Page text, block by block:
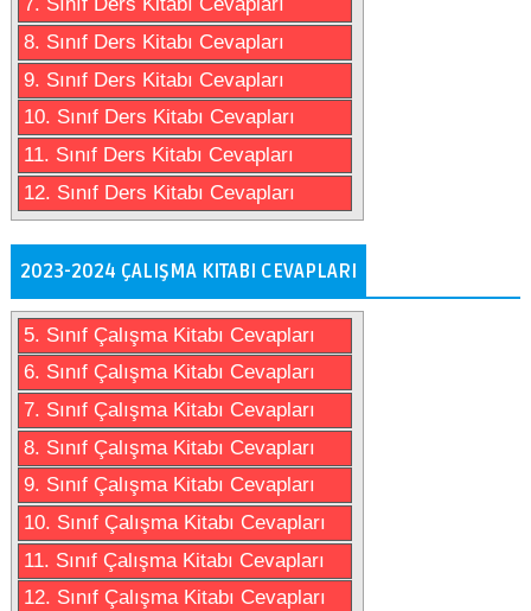
7. Sınıf Ders Kitabı Cevapları
8. Sınıf Ders Kitabı Cevapları
9. Sınıf Ders Kitabı Cevapları
10. Sınıf Ders Kitabı Cevapları
11. Sınıf Ders Kitabı Cevapları
12. Sınıf Ders Kitabı Cevapları
2023-2024 ÇALIŞMA KITABI CEVAPLARI
5. Sınıf Çalışma Kitabı Cevapları
6. Sınıf Çalışma Kitabı Cevapları
7. Sınıf Çalışma Kitabı Cevapları
8. Sınıf Çalışma Kitabı Cevapları
9. Sınıf Çalışma Kitabı Cevapları
10. Sınıf Çalışma Kitabı Cevapları
11. Sınıf Çalışma Kitabı Cevapları
12. Sınıf Çalışma Kitabı Cevapları